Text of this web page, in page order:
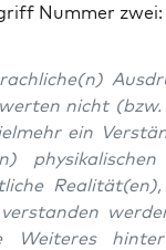
Num­mer zwei:
nicht
ein
Wei­te­res